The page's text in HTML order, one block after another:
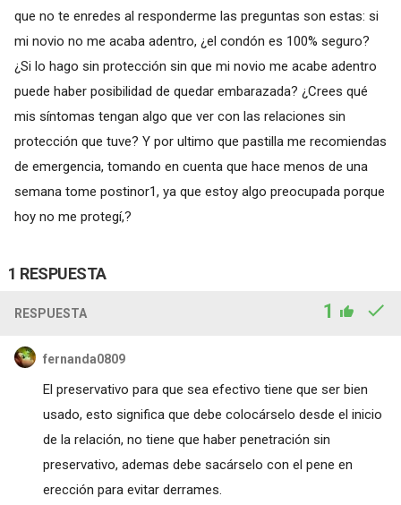
que no te enredes al responderme las preguntas son estas: si
mi novio no me acaba adentro, ¿el condón es 100% seguro?
¿Si lo hago sin protección sin que mi novio me acabe adentro
puede haber posibilidad de quedar embarazada? ¿Crees qué
mis síntomas tengan algo que ver con las relaciones sin
protección que tuve? Y por ultimo que pastilla me recomiendas
de emergencia, tomando en cuenta que hace menos de una
semana tome postinor1, ya que estoy algo preocupada porque
hoy no me protegí,?
1 RESPUESTA
RESPUESTA 1
fernanda0809
El preservativo para que sea efectivo tiene que ser bien
usado, esto significa que debe colocárselo desde el inicio
de la relación, no tiene que haber penetración sin
preservativo, ademas debe sacárselo con el pene en
erección para evitar derrames.